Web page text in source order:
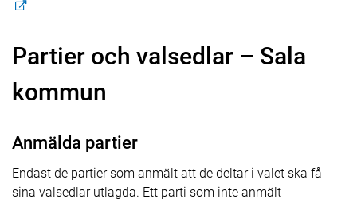
Partier och valsedlar – Sala
kommun
Anmälda partier
Endast de partier som anmält att de deltar i valet ska få
sina valsedlar utlagda. Ett parti som inte anmält